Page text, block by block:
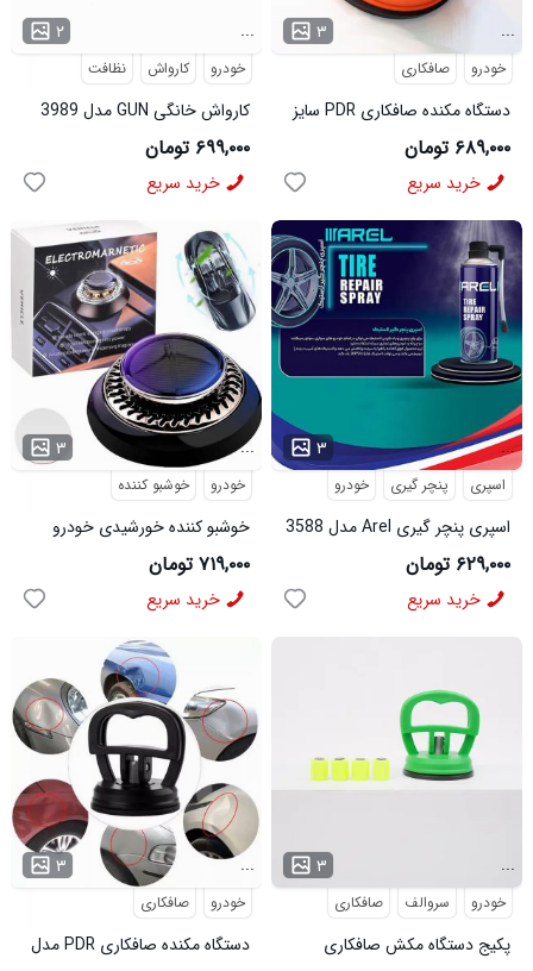
۲ ...
خودرو کارواش نظافت
کارواش خانگی GUN مدل 3989
۶۹۹,۰۰۰ تومان
خرید سریع
۳ ...
خودرو صافکاری
دستگاه مکنده صافکاری PDR سایز
بزرگ مدل 3774
۶۸۹,۰۰۰ تومان
خرید سریع
۳ ...
خودرو خوشبو کننده
خوشبو کننده خورشیدی خودرو
Vehicle مدل 3725
۷۱۹,۰۰۰ تومان
خرید سریع
۳ ...
اسپری پنچر گیری خودرو
اسپری پنچر گیری Arel مدل 3588
۶۲۹,۰۰۰ تومان
خرید سریع
۳ ...
خودرو صافکاری
دستگاه مکنده صافکاری PDR مدل
۳ ...
خودرو سروالف صافکاری
پکیج دستگاه مکش صافکاری